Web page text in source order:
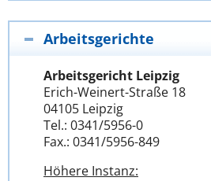
Arbeitsgerichte
Arbeitsgericht Leipzig
Erich-Weinert-Straße 18
04105 Leipzig
Tel.: 0341/5956-0
Fax.: 0341/5956-849
Höhere Instanz: